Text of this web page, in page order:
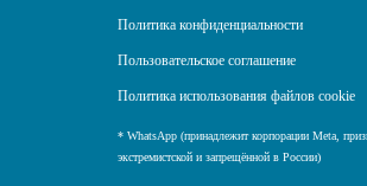
Политика конфиденциальности
Пользовательское соглашение
Политика использования файлов cookie
* WhatsApp (принадлежит корпорации Meta,
экстремистской и запрещённой в России)